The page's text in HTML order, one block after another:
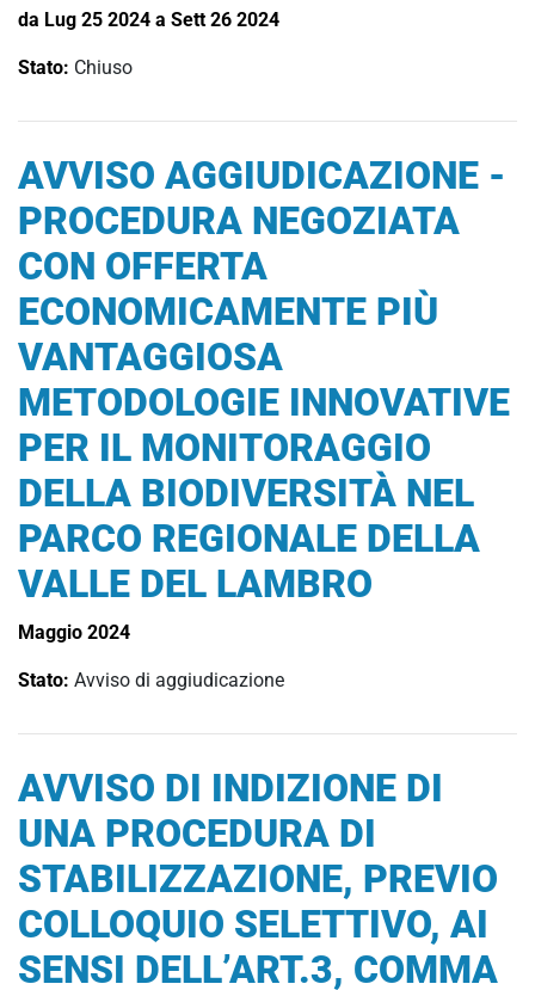
da Lug 25 2024 a Sett 26 2024
Stato: Chiuso
AVVISO AGGIUDICAZIONE -
PROCEDURA NEGOZIATA
CON OFFERTA
ECONOMICAMENTE PIÙ
VANTAGGIOSA
METODOLOGIE INNOVATIVE
PER IL MONITORAGGIO
DELLA BIODIVERSITÀ NEL
PARCO REGIONALE DELLA
VALLE DEL LAMBRO
Maggio 2024
Stato: Avviso di aggiudicazione
AVVISO DI INDIZIONE DI
UNA PROCEDURA DI
STABILIZZAZIONE, PREVIO
COLLOQUIO SELETTIVO, AI
SENSI DELL’ART.3, COMMA